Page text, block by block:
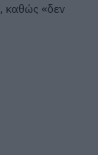
καθώς «δεν